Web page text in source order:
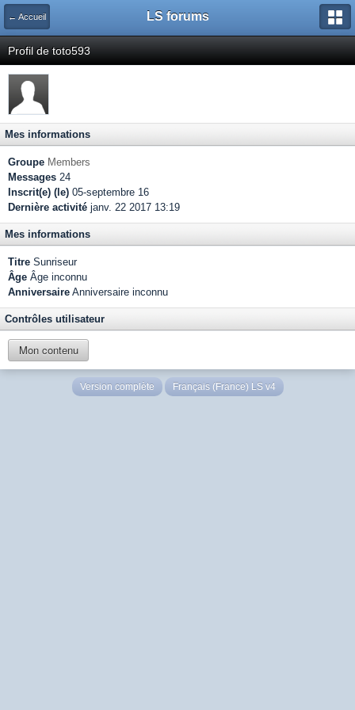
← Accueil LS forums
Profil de toto593
Mes informations
Groupe Members
Messages 24
Inscrit(e) (le) 05-septembre 16
Dernière activité janv. 22 2017 13:19
Mes informations
Titre Sunriseur
Âge Âge inconnu
Anniversaire Anniversaire inconnu
Contrôles utilisateur
Mon contenu
Version complète Français (France) LS v4